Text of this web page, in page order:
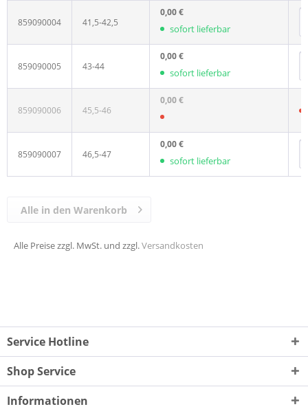
859090004 41,5-42,5
0,00 €
sofort lieferbar
859090005 43-44
0,00 €
sofort lieferbar
859090006 45,5-46
0,00 €
859090007 46,5-47
0,00 €
sofort lieferbar
Alle Preise zzgl. MwSt. und zzgl.Versandkosten
Alle in den Warenkorb
Service Hotline
Shop Service
Informationen